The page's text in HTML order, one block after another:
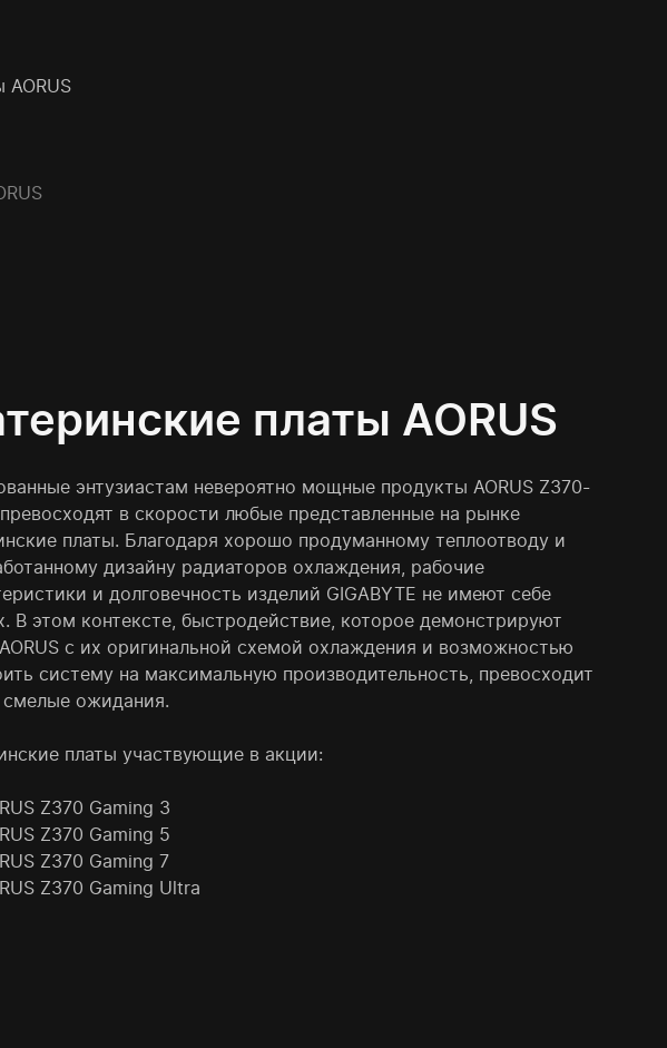
платы AORUS
энтузиастам невероятно мощные продукты AORUS Z370-
в скорости любые представленные на рынке
платы. Благодаря хорошо продуманному теплоотводу и
дизайну радиаторов охлаждения, рабочие
и долговечность изделий GIGABYTE не имеют себе
В этом контексте, быстродействие, которое демонстрируют
с их оригинальной схемой охлаждения и возможностью
систему на максимальную производительность, превосходит
ожидания.
платы участвующие в акции:
Z370 Gaming 3
Z370 Gaming 5
Z370 Gaming 7
Z370 Gaming Ultra